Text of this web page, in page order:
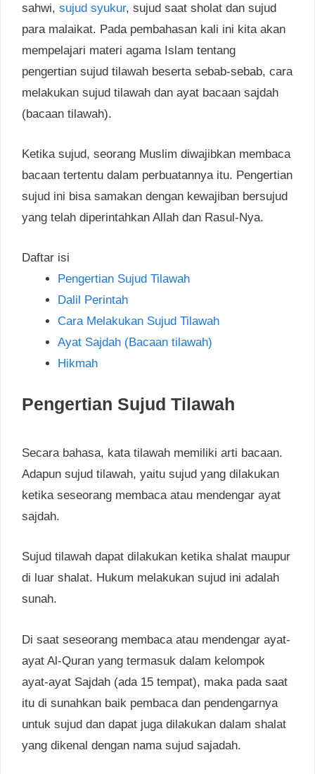
sahwi, sujud syukur, sujud saat sholat dan sujud
para malaikat. Pada pembahasan kali ini kita akan
mempelajari materi agama Islam tentang
pengertian sujud tilawah beserta sebab-sebab, cara
melakukan sujud tilawah dan ayat bacaan sajdah
(bacaan tilawah).
Ketika sujud, seorang Muslim diwajibkan membaca
bacaan tertentu dalam perbuatannya itu. Pengertian
sujud ini bisa samakan dengan kewajiban bersujud
yang telah diperintahkan Allah dan Rasul-Nya.
Daftar isi
Pengertian Sujud Tilawah
Dalil Perintah
Cara Melakukan Sujud Tilawah
Ayat Sajdah (Bacaan tilawah)
Hikmah
Pengertian Sujud Tilawah
Secara bahasa, kata tilawah memiliki arti bacaan.
Adapun sujud tilawah, yaitu sujud yang dilakukan
ketika seseorang membaca atau mendengar ayat
sajdah.
Sujud tilawah dapat dilakukan ketika shalat maupur
di luar shalat. Hukum melakukan sujud ini adalah
sunah.
Di saat seseorang membaca atau mendengar ayat-
ayat Al-Quran yang termasuk dalam kelompok
ayat-ayat Sajdah (ada 15 tempat), maka pada saat
itu di sunahkan baik pembaca dan pendengarnya
untuk sujud dan dapat juga dilakukan dalam shalat
yang dikenal dengan nama sujud sajadah.